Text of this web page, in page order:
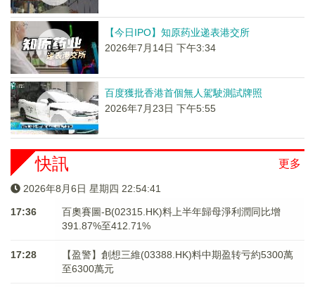
【今日IPO】知原药业递表港交所
2026年7月14日 下午3:34
百度獲批香港首個無人駕駛測試牌照
2026年7月23日 下午5:55
更多
快訊
2026年8月6日 星期四 22:54:42
17:36
百奧賽圖-B(02315.HK)料上半年歸母淨利潤同比增
391.87%至412.71%
17:28
【盈警】創想三維(03388.HK)料中期盈转亏約5300萬
至6300萬元